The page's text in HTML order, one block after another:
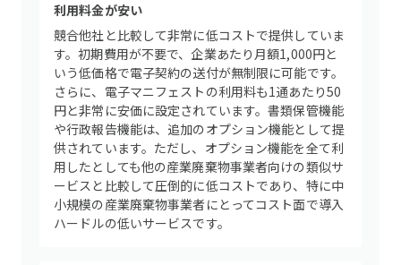
利用料金が安い
競合他社と比較して非常に低コストで提供していま
す。初期費用が不要で、企業あたり月額1,000円と
いう低価格で電子契約の送付が無制限に可能です。
さらに、電子マニフェストの利用料も1通あたり50
円と非常に安価に設定されています。書類保管機能
や行政報告機能は、追加のオプション機能として提
供されています。ただし、オプション機能を全て利
用したとしても他の産業廃棄物事業者向けの類似サ
ービスと比較して圧倒的に低コストであり、特に中
小規模の産業廃棄物事業者にとってコスト面で導入
ハードルの低いサービスです。